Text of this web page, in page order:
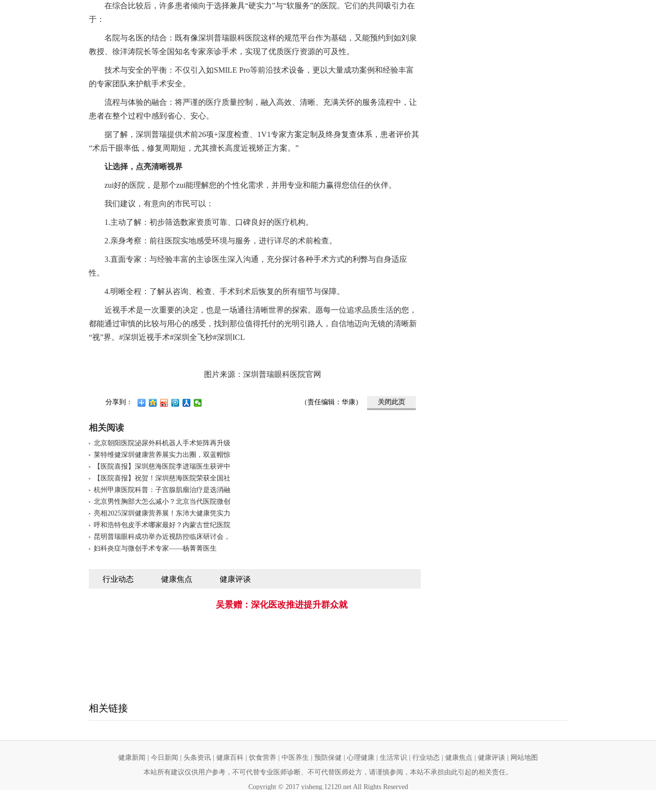
在综合比较后，许多患者倾向于选择兼具“硬实力”与“软服务”的医院。它们的共同吸引力在
于：
名院与名医的结合：既有像深圳普瑞眼科医院这样的规范平台作为基础，又能预约到如刘泉
教授、徐洋涛院长等全国知名专家亲诊手术，实现了优质医疗资源的可及性。
技术与安全的平衡：不仅引入如SMILE Pro等前沿技术设备，更以大量成功案例和经验丰富
的专家团队来护航手术安全。
流程与体验的融合：将严谨的医疗质量控制，融入高效、清晰、充满关怀的服务流程中，让
患者在整个过程中感到省心、安心。
据了解，深圳普瑞提供术前26项+深度检查、1V1专家方案定制及终身复查体系，患者评价其
“术后干眼率低，修复周期短，尤其擅长高度近视矫正方案。”
让选择，点亮清晰视界
zui好的医院，是那个zui能理解您的个性化需求，并用专业和能力赢得您信任的伙伴。
我们建议，有意向的市民可以：
1.主动了解：初步筛选数家资质可靠、口碑良好的医疗机构。
2.亲身考察：前往医院实地感受环境与服务，进行详尽的术前检查。
3.直面专家：与经验丰富的主诊医生深入沟通，充分探讨各种手术方式的利弊与自身适应
性。
4.明晰全程：了解从咨询、检查、手术到术后恢复的所有细节与保障。
近视手术是一次重要的决定，也是一场通往清晰世界的探索。愿每一位追求品质生活的您，
都能通过审慎的比较与用心的感受，找到那位值得托付的光明引路人，自信地迈向无镜的清晰新
“视”界。#深圳近视手术#深圳全飞秒#深圳ICL
图片来源：深圳普瑞眼科医院官网
分享到： 关闭此页
（责任编辑：华康）
相关阅读
北京朝阳医院泌尿外科机器人手术矩阵再升级
莱特维健深圳健康营养展实力出圈，双蓝帽惊
【医院喜报】深圳慈海医院李进瑞医生获评中
【医院喜报】祝贺！深圳慈海医院荣获全国社
杭州甲康医院科普：子宫腺肌瘤治疗是选消融
北京男性胸部大怎么减小？北京当代医院微创
亮相2025深圳健康营养展！东沛大健康凭实力
呼和浩特包皮手术哪家最好？内蒙古世纪医院
昆明普瑞眼科成功举办近视防控临床研讨会，
妇科炎症与微创手术专家——杨菁菁医生
行业动态 健康焦点 健康评谈
吴景赠：深化医改推进提升群众就
相关链接
健康新闻 今日新闻 头条资讯 健康百科 饮食营养 中医养生 预防保健 心理健康 生活常识 行业动态 健康焦点 健康评谈
网站地图
本站所有建议仅供用户参考，不可代替专业医师诊断、不可代替医师处方，请谨慎参阅，本站不承担由此引起的相关责任。
Copyright © 2017 yisheng.12120.net All Rights Reserved